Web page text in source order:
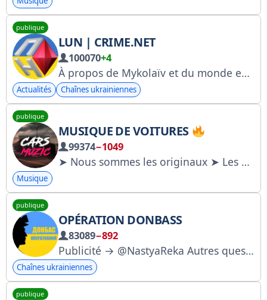
publique
LUN | CRIME.NET
100070+4
À propos de Mykolaïv et du monde entier Partagez des informations : @Red_PN Nos contacts
Actualités Chaînes ukrainiennes
publique
MUSIQUE DE VOITURES
99374−1049
➤ Nous sommes les originaux ➤ Les autres ne sont que des copies
Musique
publique
OPÉRATION DONBASS
83089−892
Publicité → @NastyaReka Autres questions → @Donbasschat_bot
Chaînes ukrainiennes
publique